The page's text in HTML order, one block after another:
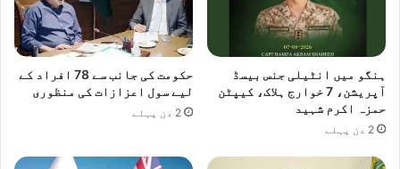
ہنگو میں انٹیلی جنس بیسڈ
آپریشن، 7 خوارج ہلاک، کیپٹن
حمزہ اکرم شہید
2 دن پہلے
حکومت کی جانب سے 78 افراد کے
لیے سول اعزازات کی منظوری
2 دن پہلے